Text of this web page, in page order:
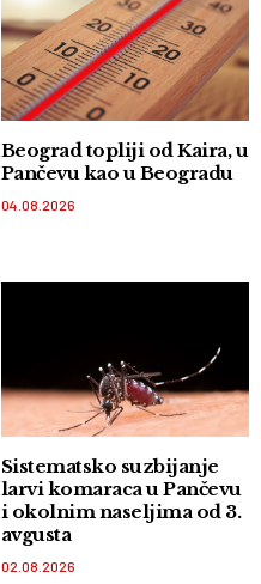
Beograd topliji od Kaira, u
Pančevu kao u Beogradu
04.08.2026
Sistematsko suzbijanje
larvi komaraca u Pančevu
i okolnim naseljima od 3.
avgusta
02.08.2026